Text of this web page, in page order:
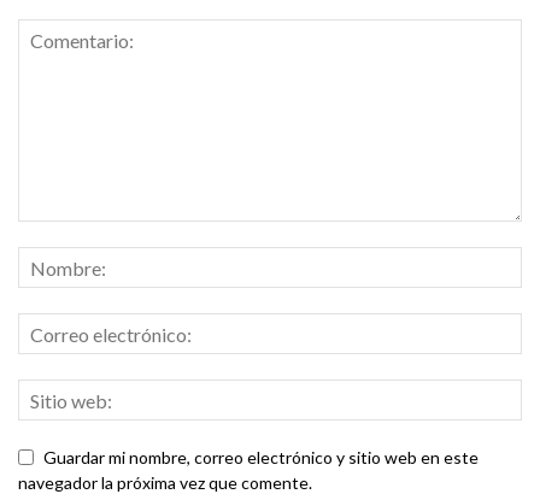
Guardar mi nombre, correo electrónico y sitio web en este
navegador la próxima vez que comente.